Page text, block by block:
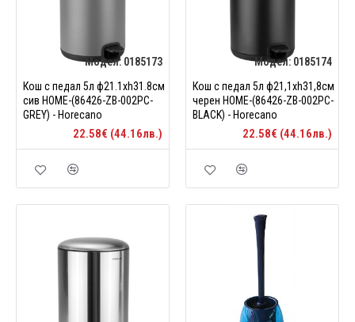
Модел: 0185173
Кош с педал 5л ф21.1xh31.8см
сив HOME-(86426-ZB-002PC-
GREY) - Horecano
22.58€ (44.16лв.)
Модел: 0185174
Кош с педал 5л ф21,1xh31,8см
черен HOME-(86426-ZB-002PC-
BLACK) - Horecano
22.58€ (44.16лв.)